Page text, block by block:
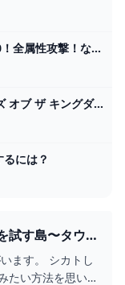
【ティアキン】武器合成バグ！攻撃力1000！全属性攻撃！なんでもありのバグがヤバすぎるｗ【ゼルダの伝説ティアーズオブザキングダム】 - YouTube
［GDC 2024］「ゼルダの伝説 ティアーズ オブ ザ キングダム」の自由な遊びは，現実的な物理のルールで世界ができていたからだった
には？
試す島〜タウ
世界」） - ち
ます。 シカトし
たい方法を思い